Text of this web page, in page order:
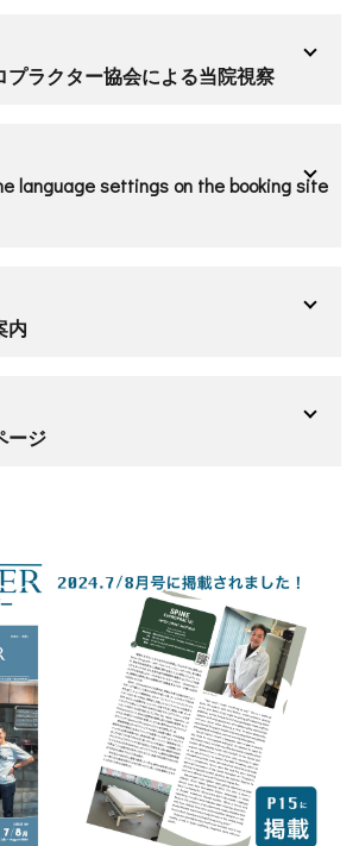
プラクター協会による当院視察
language settings on the booking site
内
ージ